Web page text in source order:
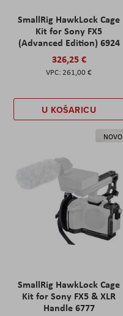
SmallRig HawkLock Cage
Kit for Sony FX5
(Advanced Edition) 6924
326,25 €
261,00 €
U KOŠARICU
NOVO
SmallRig HawkLock Cage
Kit for Sony FX5 & XLR
Handle 6777